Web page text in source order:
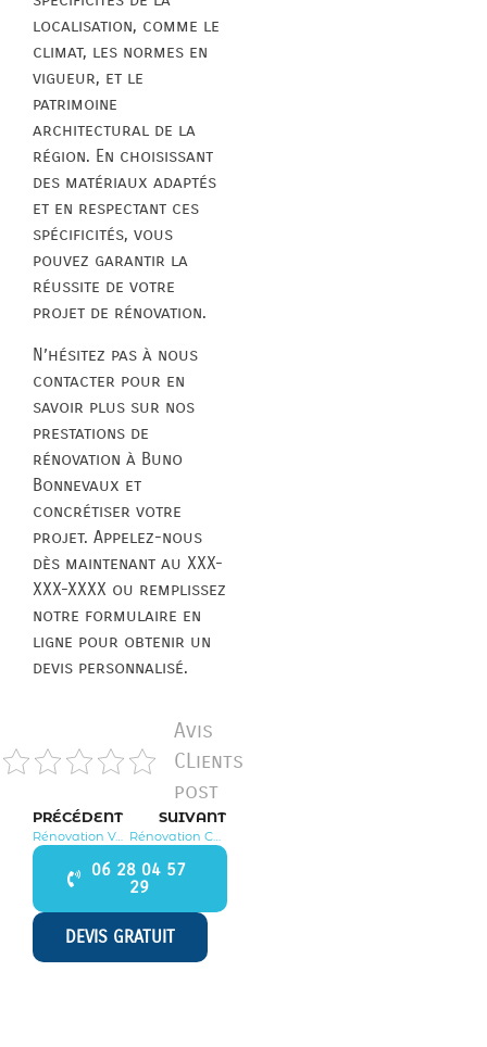
localisation, comme le
climat, les normes en
vigueur, et le
patrimoine
architectural de la
région. En choisissant
des matériaux adaptés
et en respectant ces
spécificités, vous
pouvez garantir la
réussite de votre
projet de rénovation.
N’hésitez pas à nous
contacter pour en
savoir plus sur nos
prestations de
rénovation à Buno
Bonnevaux et
concrétiser votre
projet. Appelez-nous
dès maintenant au XXX-
XXX-XXXX ou remplissez
notre formulaire en
ligne pour obtenir un
devis personnalisé.
Avis
CLients
post
PRÉCÉDENT
Rénovation Valpuiseaux 91720
SUIVANT
06 28 04 57
29
DEVIS GRATUIT